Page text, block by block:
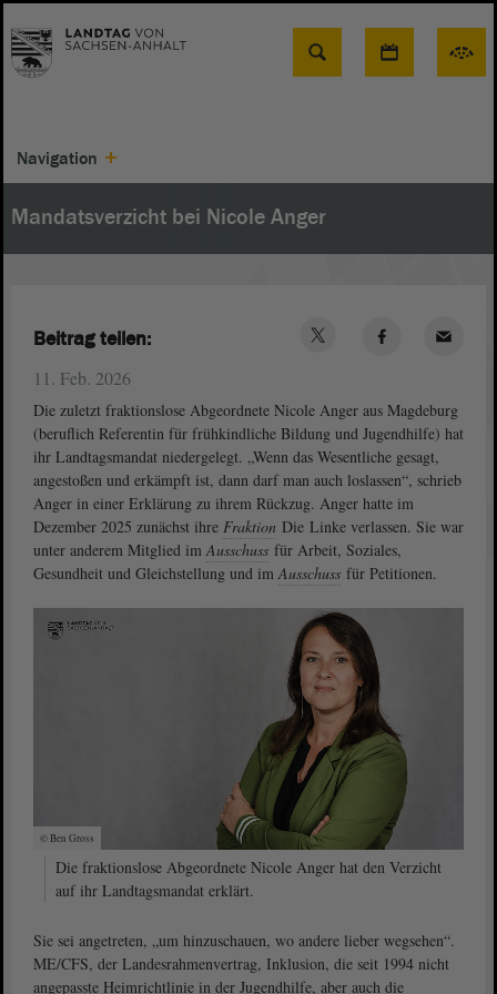
Suche
Navigation
Mandatsverzicht bei Nicole Anger
11. Feb. 2026
Die zuletzt fraktionslose Abgeordnete Nicole Anger aus Magdeburg
(beruflich Referentin für frühkindliche Bildung und Jugendhilfe) hat
ihr Landtagsmandat niedergelegt. „Wenn das Wesentliche gesagt,
angestoßen und erkämpft ist, dann darf man auch loslassen“, schrieb
Anger in einer Erklärung zu ihrem Rückzug. Anger hatte im
Dezember 2025 zunächst ihre Fraktion Die Linke verlassen. Sie war
unter anderem Mitglied imAusschuss für Arbeit, Soziales,
Gesundheit und Gleichstellung und imAusschuss für Petitionen.
© Ben Gross
Die fraktionslose Abgeordnete Nicole Anger hat den Verzicht
auf ihr Landtagsmandat erklärt.
Sie sei angetreten, „um hinzuschauen, wo andere lieber wegsehen“.
ME/CFS, der Landesrahmenvertrag, Inklusion, die seit 1994 nicht
angepasste Heimrichtlinie in der Jugendhilfe, aber auch die
Beitrag teilen: